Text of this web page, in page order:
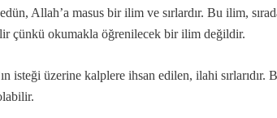
Allah’a masus bir ilim ve sırlardır. Bu ilim,
çünkü okumakla öğrenilecek bir ilim değildir.
isteği üzerine kalplere ihsan edilen, ilahi